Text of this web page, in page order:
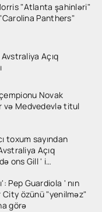
"Atlanta şahinləri"
Panthers"
Açıq
Novak
və Medvedevlə titul
toxum sayından
Açıq
ons Gill ' i
Pep Guardiola ' nın
özünü "yenilməz"
görə